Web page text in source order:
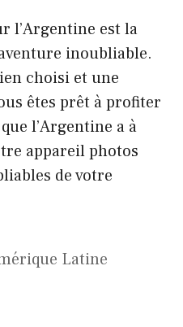
l’Argentine est la
inoubliable.
choisi et une
êtes prêt à profiter
l’Argentine a à
appareil photos
de votre
Latine